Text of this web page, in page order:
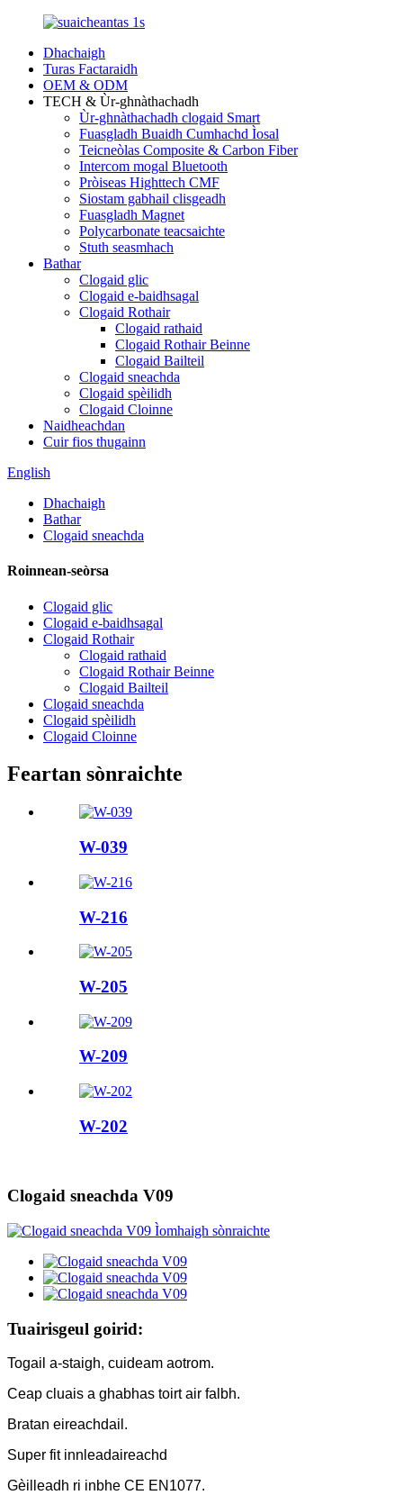
Dhachaigh
Turas Factaraidh
OEM & ODM
TECH & Ùr-ghnàthachadh
Ùr-ghnàthachadh clogaid Smart
Fuasgladh Buaidh Cumhachd Ìosal
Teicneòlas Composite & Carbon Fiber
Intercom mogal Bluetooth
Pròiseas Highttech CMF
Siostam gabhail clisgeadh
Fuasgladh Magnet
Polycarbonate teacsaichte
Stuth seasmhach
Bathar
Clogaid glic
Clogaid e-baidhsagal
Clogaid Rothair
Clogaid rathaid
Clogaid Rothair Beinne
Clogaid Bailteil
Clogaid sneachda
Clogaid spèilidh
Clogaid Cloinne
Naidheachdan
Cuir fios thugainn
English
Dhachaigh
Bathar
Clogaid sneachda
Roinnean-seòrsa
Clogaid glic
Clogaid e-baidhsagal
Clogaid Rothair
Clogaid rathaid
Clogaid Rothair Beinne
Clogaid Bailteil
Clogaid sneachda
Clogaid spèilidh
Clogaid Cloinne
Feartan sònraichte
W-039
W-216
W-205
W-209
W-202
Clogaid sneachda V09
Tuairisgeul goirid:
Togail a-staigh, cuideam aotrom.
Ceap cluais a ghabhas toirt air falbh.
Bratan eireachdail.
Super fit innleadaireachd
Gèilleadh ri inbhe CE EN1077.